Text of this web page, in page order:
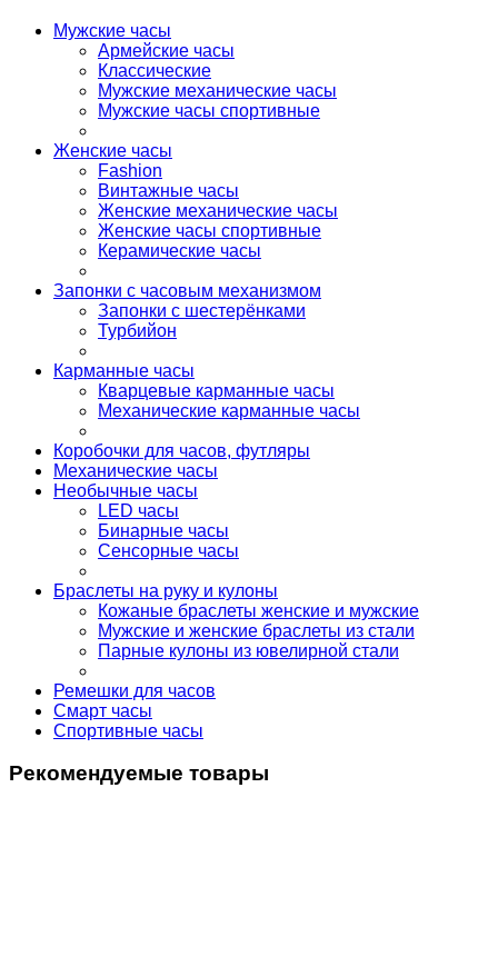
Мужские часы
Армейские часы
Классические
Мужские механические часы
Мужские часы спортивные
Женские часы
Fashion
Винтажные часы
Женские механические часы
Женские часы спортивные
Керамические часы
Запонки с часовым механизмом
Запонки с шестерёнками
Турбийон
Карманные часы
Кварцевые карманные часы
Механические карманные часы
Коробочки для часов, футляры
Механические часы
Необычные часы
LED часы
Бинарные часы
Сенсорные часы
Браслеты на руку и кулоны
Кожаные браслеты женские и мужские
Мужские и женские браслеты из стали
Парные кулоны из ювелирной стали
Ремешки для часов
Смарт часы
Спортивные часы
Рекомендуемые товары